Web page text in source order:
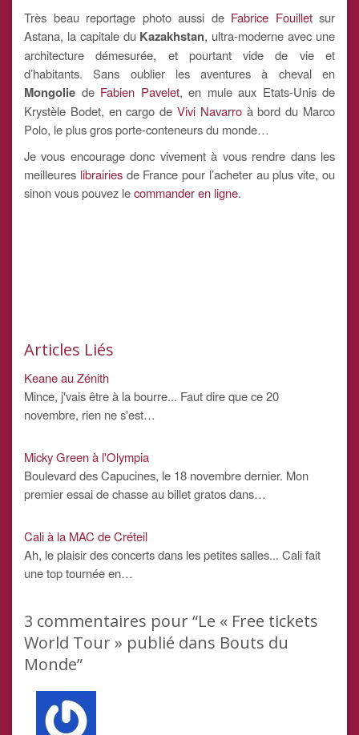
Très beau reportage photo aussi de Fabrice Fouilletsur
Astana, la capitale du Kazakhstan, ultra-moderne avec une
architecture démesurée, et pourtant vide de vie et
d’habitants. Sans oublier les aventures à cheval en
Mongolie de Fabien Pavelet, en mule aux Etats-Unis de
Krystèle Bodet, en cargo de Vivi Navarroà bord du Marco
Polo, le plus gros porte-conteneurs du monde…
Je vous encourage donc vivement à vous rendre dans les
meilleures librairiesde France pour l’acheter au plus vite, ou
sinon vous pouvez lecommander en ligne.
Articles Liés
Keane au Zénith
Mince, j'vais être à la bourre... Faut dire que ce 20
novembre, rien ne s'est…
Micky Green à l'Olympia
Boulevard des Capucines, le 18 novembre dernier. Mon
premier essai de chasse au billet gratos dans…
Cali à la MAC de Créteil
Ah, le plaisir des concerts dans les petites salles... Cali fait
une top tournée en…
3 commentaires pour “Le « Free tickets
World Tour » publié dans Bouts du
Monde”